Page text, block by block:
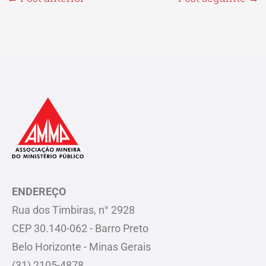
ENDEREÇO
Rua dos Timbiras, n° 2928
CEP 30.140-062 - Barro Preto
Belo Horizonte - Minas Gerais